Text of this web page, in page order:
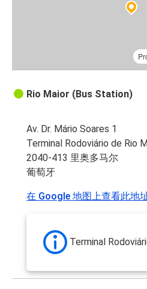
Rio Maior (Bus Station)
Av. Dr. Mário Soares 1
Terminal Rodoviário de Rio
2040-413 里奥多马尔
葡萄牙
在 Google 地图上查看此地
Terminal